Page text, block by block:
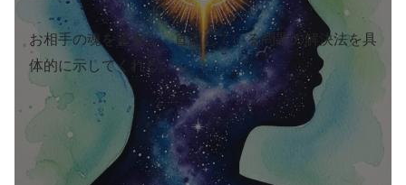
お相手の魂を霊視し、直面している問題の解決法を具
体的に示してくれる。